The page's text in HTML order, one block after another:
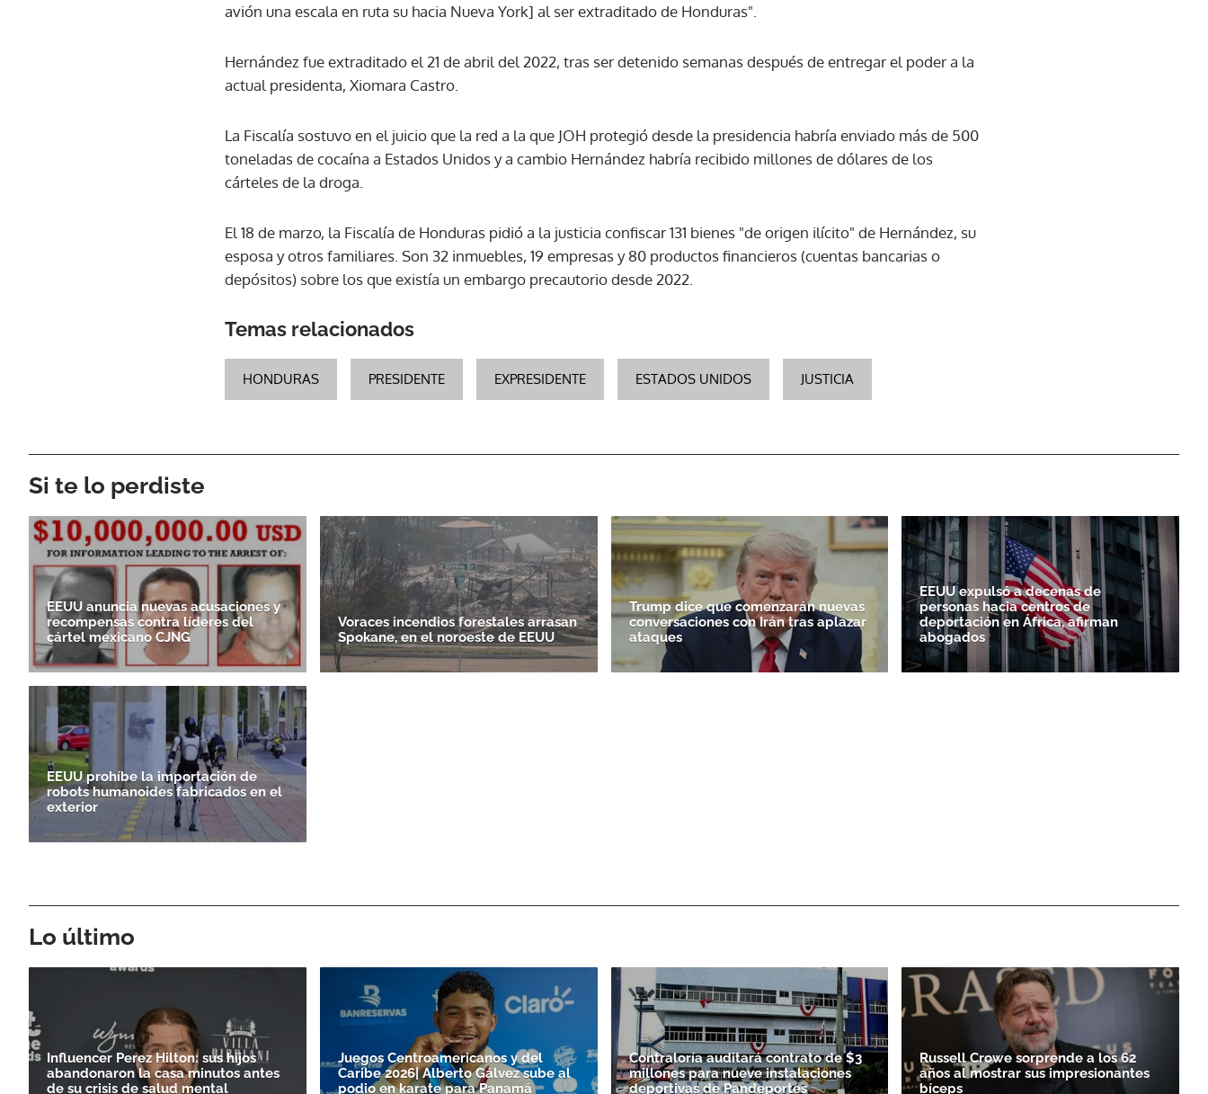
avión una escala en ruta su hacia Nueva York] al ser extraditado de Honduras".
Hernández fue extraditado el 21 de abril del 2022, tras ser detenido semanas después de entregar el poder a la
actual presidenta, Xiomara Castro.
La Fiscalía sostuvo en el juicio que la red a la que JOH protegió desde la presidencia habría enviado más de 500
toneladas de cocaína a Estados Unidos y a cambio Hernández habría recibido millones de dólares de los
cárteles de la droga.
El 18 de marzo, la Fiscalía de Honduras pidió a la justicia confiscar 131 bienes "de origen ilícito" de Hernández, su
esposa y otros familiares. Son 32 inmuebles, 19 empresas y 80 productos financieros (cuentas bancarias o
depósitos) sobre los que existía un embargo precautorio desde 2022.
Temas relacionados
HONDURAS PRESIDENTE EXPRESIDENTE ESTADOS UNIDOS JUSTICIA
Si te lo perdiste
EEUU anuncia nuevas acusaciones y
recompensas contra líderes del
cártel mexicano CJNG
Voraces incendios forestales arrasan
Spokane, en el noroeste de EEUU
Trump dice que comenzarán nuevas
conversaciones con Irán tras aplazar
ataques
EEUU expulsó a decenas de
personas hacia centros de
deportación en África, afirman
abogados
EEUU prohíbe la importación de
robots humanoides fabricados en el
exterior
Lo último
Influencer Perez Hilton: sus hijos
abandonaron la casa minutos antes
de su crisis de salud mental
Juegos Centroamericanos y del
Caribe 2026| Alberto Gálvez sube al
podio en karate para Panamá
Contraloría auditará contrato de $3
millones para nueve instalaciones
deportivas de Pandeportes
Russell Crowe sorprende a los 62
años al mostrar sus impresionantes
bíceps